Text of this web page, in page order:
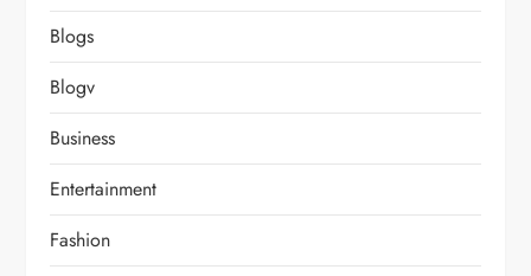
Blogs
Blogv
Business
Entertainment
Fashion